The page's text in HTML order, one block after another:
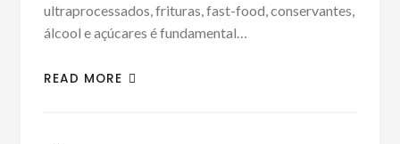
ultraprocessados, frituras, fast-food, conservantes,
álcool e açúcares é fundamental…
READ MORE